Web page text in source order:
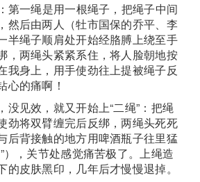
：第一绳是用一根绳子，把绳子中间
然后由两人（牡市国保的乔平、李
半绳子顺肩处开始经胳膊上绕至手
，两绳头紧紧系住，将人脸朝地按
我身上，用手使劲往上提被绳子反
心的痛啊！
没见效，就又开始上“二绳”：把绳
劲将双臂缠完后反绑，两绳头死死
后背接触的地方用啤酒瓶子往里猛
），关节处感觉痛苦极了。上绳造
的皮肤黑印，几年后才慢慢退掉。